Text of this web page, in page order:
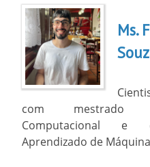
Ms.
com mestrado
Computacional e
Aprendizado de